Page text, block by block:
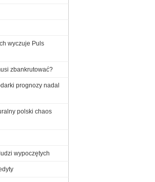
wyczuje Puls
zbankrutować?
prognozy nadal
polski chaos
wypoczętych